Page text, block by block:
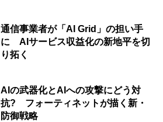
通信事業者が「AI Grid」の担い手
に AIサービス収益化の新地平を切
り拓く
AIの武器化とAIへの攻撃にどう対
抗? フォーティネットが描く新・
防御戦略